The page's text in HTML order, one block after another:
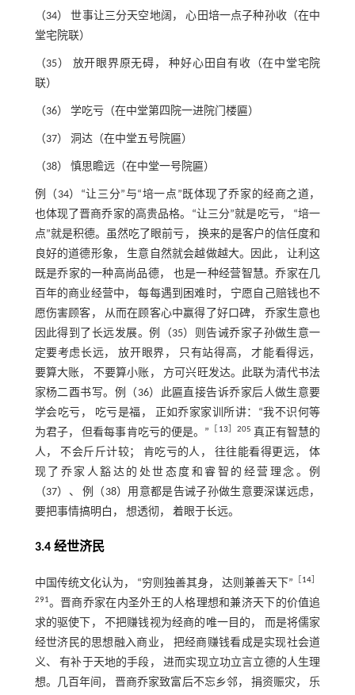
（34） 世事让三分天空地阔， 心田培一点子种孙收（在中
堂宅院联）
（35） 放开眼界原无碍， 种好心田自有收（在中堂宅院
联）
（36） 学吃亏（在中堂第四院一进院门楼匾）
（37） 洞达（在中堂五号院匾）
（38） 慎思瞻远（在中堂一号院匾）
例（34）“让三分”与“培一点”既体现了乔家的经商之道，
也体现了晋商乔家的高贵品格。“让三分”就是吃亏， “培一
点”就是积德。虽然吃了眼前亏， 换来的是客户的信任度和
良好的道德形象， 生意自然就会越做越大。因此， 让利这
既是乔家的一种高尚品德， 也是一种经营智慧。乔家在几
百年的商业经营中， 每每遇到困难时， 宁愿自己赔钱也不
愿伤害顾客， 从而在顾客心中赢得了好口碑， 乔家生意也
因此得到了长远发展。例（35）则告诫乔家子孙做生意一
定要考虑长远， 放开眼界， 只有站得高， 才能看得远，
要算大账， 不要算小账， 方可兴旺发达。此联为清代书法
家杨二酉书写。例（36）此匾直接告诉乔家后人做生意要
学会吃亏， 吃亏是福， 正如乔家家训所讲：“我不识何等
为君子， 但看每事肯吃亏的便是。”
13 ］205 真正有智慧的
人， 不会斤斤计较； 肯吃亏的人， 往往能看得更远， 体
现了乔家人豁达的处世态度和睿智的经营理念。例
（37）、 例（38）用意都是告诫子孙做生意要深谋远虑，
要把事情搞明白， 想透彻， 着眼于长远。
3.4 经世济民
中国传统文化认为， “穷则独善其身， 达则兼善天下” 14
291。晋商乔家在内圣外王的人格理想和兼济天下的价值追
求的驱使下， 不把赚钱视为经商的唯一目的， 而是将儒家
经世济民的思想融入商业， 把经商赚钱看成是实现社会道
义、 有补于天地的手段， 进而实现立功立言立德的人生理
想。几百年间， 晋商乔家致富后不忘乡邻， 捐资赈灾， 乐